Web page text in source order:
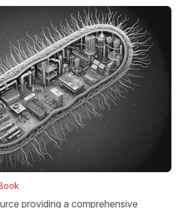
providing a comprehensive